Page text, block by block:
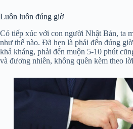
Luôn luôn đúng giờ
Có tiếp xúc với con người Nhật Bản, ta
như thế nào. Đã hẹn là phải đến đúng
khả kháng, phải đến muộn 5-10 phút
và đương nhiên, không quên kèm theo lời